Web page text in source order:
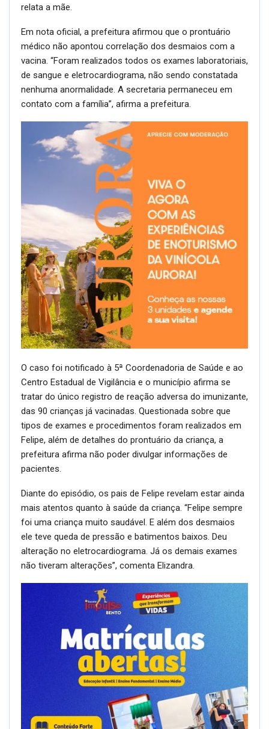
relata a mãe.
Em nota oficial, a prefeitura afirmou que o prontuário
médico não apontou correlação dos desmaios com a
vacina. “Foram realizados todos os exames laboratoriais,
de sangue e eletrocardiograma, não sendo constatada
nenhuma anormalidade. A secretaria permaneceu em
contato com a família”, afirma a prefeitura.
O caso foi notificado à 5ª Coordenadoria de Saúde e ao
Centro Estadual de Vigilância e o município afirma se
tratar do único registro de reação adversa do imunizante,
das 90 crianças já vacinadas. Questionada sobre que
tipos de exames e procedimentos foram realizados em
Felipe, além de detalhes do prontuário da criança, a
prefeitura afirma não poder divulgar informações de
pacientes.
Diante do episódio, os pais de Felipe revelam estar ainda
mais atentos quanto à saúde da criança. “Felipe sempre
foi uma criança muito saudável. E além dos desmaios
ele teve queda de pressão e batimentos baixos. Deu
alteração no eletrocardiograma. Já os demais exames
não tiveram alterações”, comenta Elizandra.